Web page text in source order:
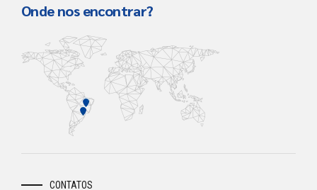
Onde nos encontrar?
CONTATOS